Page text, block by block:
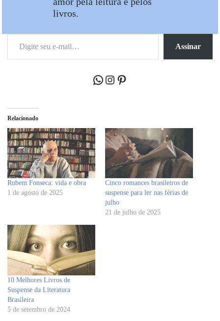
livros.
Assinar
Relacionado
Rubem Fonseca: vida e obra
1 de agosto de 2025
Cinco romances brasileiros de
suspense para ler nas férias de
julho
21 de julho de 2025
10 Melhores Livros de
Suspense da Literatura
Brasileira
5 de setembro de 2024